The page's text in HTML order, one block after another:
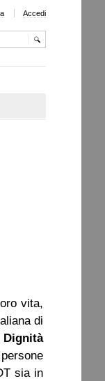
Accedi
vita,
di
Dignità
sia in